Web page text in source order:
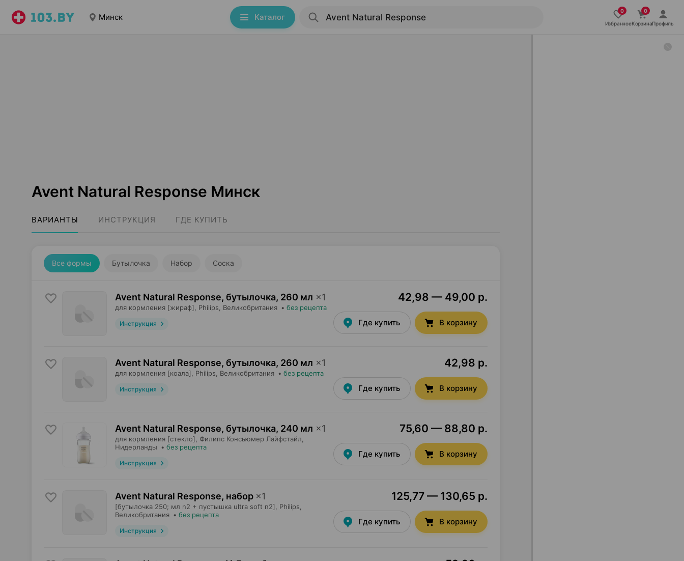
Минск Каталог
ИзбранноеКорзинаПрофиль
Avent Natural Response Минск
ВАРИАНТЫ ИНСТРУКЦИЯ ГДЕ КУПИТЬ
Все формы Бутылочка Набор Соска
Avent Natural Response, бутылочка, 260 мл ×1
для кормления [жираф], Philips , Великобритания • без рецепта
Инструкция
42,98 — 49,00 р.
Где купить В корзину
Avent Natural Response, бутылочка, 260 мл ×1
для кормления [коала], Philips , Великобритания • без рецепта
Инструкция
42,98 р.
Где купить В корзину
Avent Natural Response, бутылочка, 240 мл ×1
для кормления [стекло], Филипс Консьюмер Лайфстайл
Нидерланды • без рецепта
Инструкция
75,60 — 88,80 р.
Где купить В корзину
Avent Natural Response, набор ×1
[бутылочка 250; мл n2 + пустышка ultra soft n2], Philips
Великобритания • без рецепта
Инструкция
125,77 — 130,65 р.
Где купить В корзину